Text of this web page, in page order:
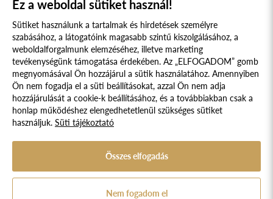
Süti szabályzat Adatvédelmi nyilatkozat
Jogi nyilatkozat
© 2017 - 2026 NÉPFŐISKOLA ALAPÍTVÁNY, LAKITELEK. MINDEN JOG
Ez a weboldal sütiket használ!
Sütiket használunk a tartalmak és hirdetések személyre
szabásához, a látogatóink magasabb szintű kiszolgálásához, a
weboldalforgalmunk elemzéséhez, illetve marketing
tevékenységünk támogatása érdekében. Az „ELFOGADOM” gomb
megnyomásával Ön hozzájárul a sütik használatához. Amennyiben
Ön nem fogadja el a süti beállításokat, azzal Ön nem adja
hozzájárulását a cookie-k beállításához, és a továbbiakban csak a
honlap működéshez elengedhetetlenül szükséges sütiket
használjuk. Süti tájékoztató
Összes elfogadás
Nem fogadom el